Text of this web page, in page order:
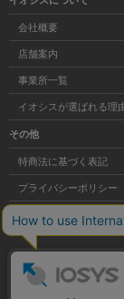
会社概要
店舗案内
事業所一覧
イオシスが選ばれる理
その他
特商法に基づく表記
プライバシーポリシー
サイトマップ